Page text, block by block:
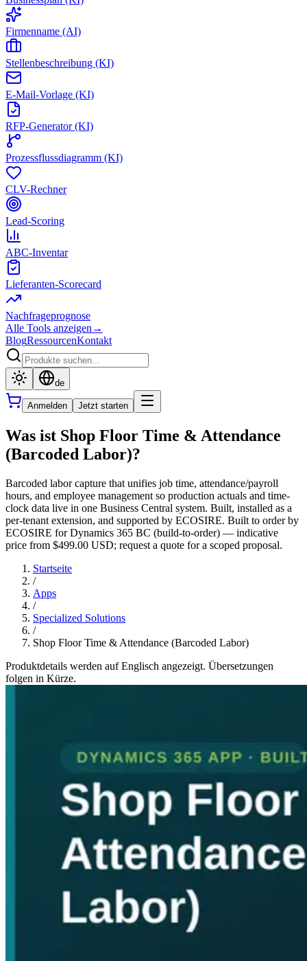
Firmenname (AI)
Stellenbeschreibung (KI)
E-Mail-Vorlage (KI)
RFP-Generator (KI)
Prozessflussdiagramm (KI)
CLV-Rechner
Lead-Scoring
ABC-Inventar
Lieferanten-Scorecard
Nachfrageprognose
Alle Tools anzeigen →
BlogRessourcenKontakt
de
Anmelden Jetzt starten
Was ist Shop Floor Time & Attendance
(Barcoded Labor)?
Barcoded labor capture that unifies job time, attendance/payroll
hours, and employee management so production actuals and time-
clock data live in one Business Central system. Built, installed as a
per-tenant extension, and supported by ECOSIRE. Built to order by
ECOSIRE for Dynamics 365 BC (build-to-order) — indicative
price from $499.00 USD; request a quote for a scoped proposal.
Startseite
/
Apps
/
Specialized Solutions
/
Shop Floor Time & Attendance (Barcoded Labor)
Produktdetails werden auf Englisch angezeigt. Übersetzungen
folgen in Kürze.